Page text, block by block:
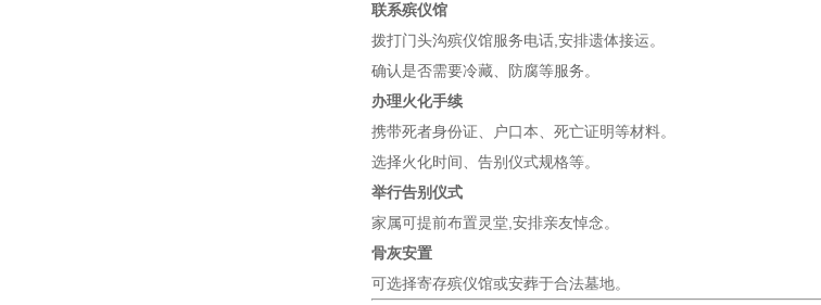
联系殡仪馆
拨打门头沟殡仪馆服务电话,安排遗体接运。
确认是否需要冷藏、防腐等服务。
办理火化手续
携带死者身份证、户口本、死亡证明等材料。
选择火化时间、告别仪式规格等。
举行告别仪式
家属可提前布置灵堂,安排亲友悼念。
骨灰安置
可选择寄存殡仪馆或安葬于合法墓地。